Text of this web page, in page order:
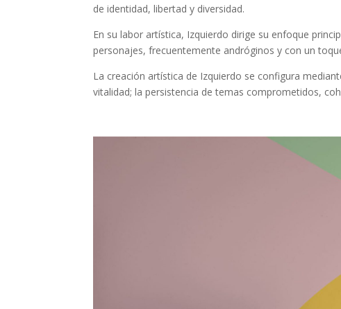
de identidad, libertad y diversidad.
En su labor artística, Izquierdo dirige su enfoque
personajes, frecuentemente andróginos y con un
La creación artística de Izquierdo se configura
vitalidad; la persistencia de temas comprometidos,